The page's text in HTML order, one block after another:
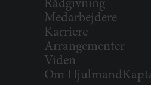
Rådgivning
Medarbejdere
Karriere
Arrangementer
Viden
Om